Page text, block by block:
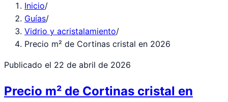
Inicio/
Guías/
Vidrio y acristalamiento/
Precio m² de Cortinas cristal en 2026
Publicado el 22 de abril de 2026
Precio m² de Cortinas cristal en